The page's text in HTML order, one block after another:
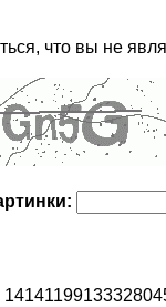
что вы не